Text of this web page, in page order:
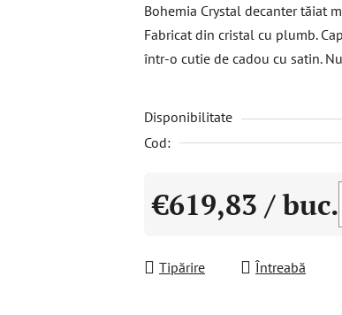
produsului
este
0,0
5
stele.
Bohemia Crystal decanter tăiat
Fabricat din cristal cu plumb.
într-o cutie de cadou cu satin.
Disponibilitate
Cod:
€619,83 / buc.
Tipărire
Întreabă